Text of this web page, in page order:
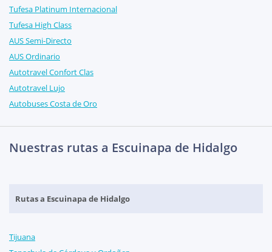
Tufesa Platinum Internacional
Tufesa High Class
AUS Semi-Directo
AUS Ordinario
Autotravel Confort Clas
Autotravel Lujo
Autobuses Costa de Oro
Nuestras rutas a Escuinapa de Hidalgo
Rutas a Escuinapa de Hidalgo
Tijuana